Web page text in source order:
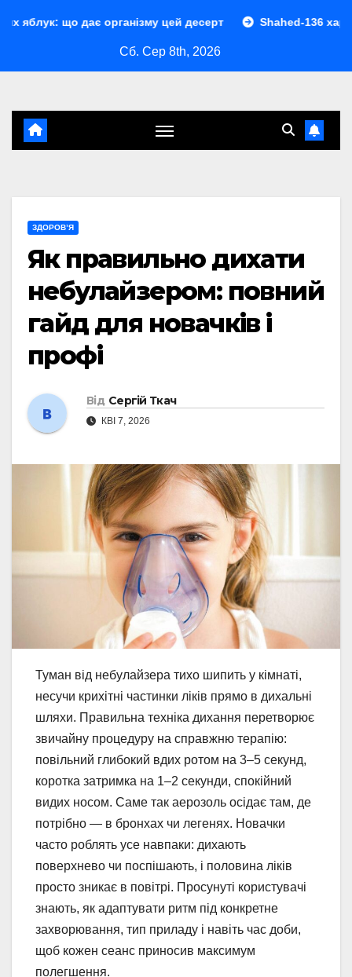
організму цей десерт Shahed-136 характеристики:
Сб. Сер 8th, 2026
ЗДОРОВ’Я
Як правильно дихати
небулайзером: повний
гайд для новачків і
профі
Від Сергій Ткач
КВІ 7, 2026
Туман від небулайзера тихо шипить у кімнаті,
несучи крихітні частинки ліків прямо в дихальні
шляхи. Правильна техніка дихання перетворює
звичайну процедуру на справжню терапію:
повільний глибокий вдих ротом на 3–5 секунд,
коротка затримка на 1–2 секунди, спокійний
видих носом. Саме так аерозоль осідає там, де
потрібно — в бронхах чи легенях. Новачки
часто роблять усе навпаки: дихають
поверхнево чи поспішають, і половина ліків
просто зникає в повітрі. Просунуті користувачі
знають, як адаптувати ритм під конкретне
захворювання, тип приладу і навіть час доби,
щоб кожен сеанс приносив максимум
полегшення.